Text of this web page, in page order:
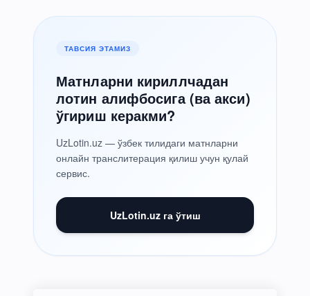
ТАВСИЯ ЭТАМИЗ
Матнларни кириллчадан
лотин алифбосига (ва акси)
ўгириш керакми?
UzLotin.uz — ўзбек тилидаги матнларни
онлайн транслитерация қилиш учун қулай
сервис.
UzLotin.uz га ўтиш